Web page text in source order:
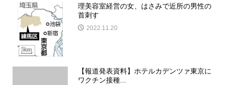
理美容室経営の女、はさみで近所の男性の
首刺す
2022.11.20
【報道発表資料】ホテルカデンツァ東京に
ワクチン接種...